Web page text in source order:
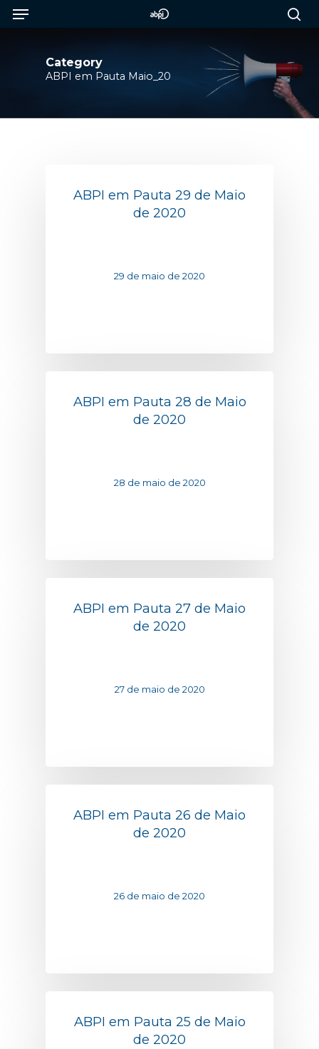
SkipMenu
Category
ABPI em Pauta Maio_20
ABPI em Pauta 29 de Maio
de 2020
29 de maio de 2020
ABPI em Pauta 28 de Maio
de 2020
28 de maio de 2020
ABPI em Pauta 27 de Maio
de 2020
27 de maio de 2020
ABPI em Pauta 26 de Maio
de 2020
26 de maio de 2020
ABPI em Pauta 25 de Maio
de 2020